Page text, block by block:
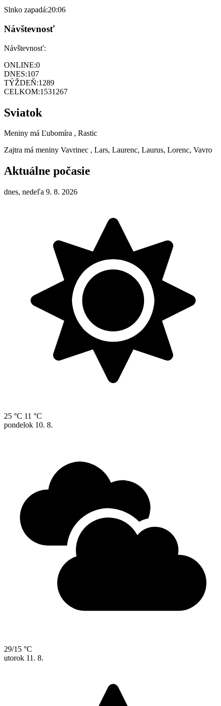
Slnko zapadá:20:06
Návštevnosť
Návštevnosť:
ONLINE:0
DNES:107
TÝŽDEŇ:1289
CELKOM:1531267
Sviatok
Meniny má Ľubomíra , Rastic
Zajtra má meniny Vavrinec , Lars, Laurenc, Laurus, Lorenc, Vavro
Aktuálne počasie
dnes, nedeľa 9. 8. 2026
25 °C 11 °C
pondelok 10. 8.
29/15 °C
utorok 11. 8.